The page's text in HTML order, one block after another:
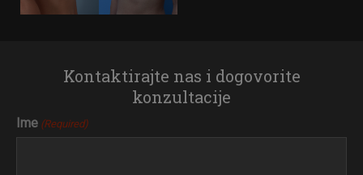
Kontaktirajte nas i dogovorite
konzultacije
Ime (Required)